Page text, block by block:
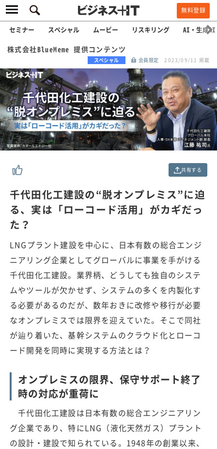
無料登録
セミナー スペシャル ムービー リスキリング AI・生成AI
株式会社BlueMeme 提供コンテンツ
スペシャル 会員限定 2023/09/11 掲載
共有する
千代田化工建設の“脱オンプレミス”に迫
る、実は「ローコード活用」がカギだっ
た？
LNGプラント建設を中心に、日本有数の総合エンジ
ニアリング企業としてグローバルに事業を手がける
千代田化工建設。業界柄、どうしても独自のシステ
ムやツールが欠かせず、システムの多くを内製化す
る必要があるのだが、数年おきに改修や移行が必要
なオンプレミスでは限界を迎えていた。そこで同社
が辿り着いた、基幹システムのクラウド化とローコ
ード開発を同時に実現する方法とは？
オンプレミスの限界、保守サポート終了
時の対応が重荷に
千代田化工建設は日本有数の総合エンジニアリン
グ企業であり、特にLNG（液化天然ガス）プラント
の設計・建設で知られている。1948年の創業以来、